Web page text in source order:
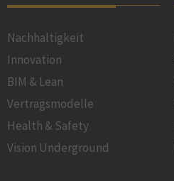
Nachhaltigkeit
Innovation
BIM & Lean
Vertragsmodelle
Health & Safety
Vision Underground